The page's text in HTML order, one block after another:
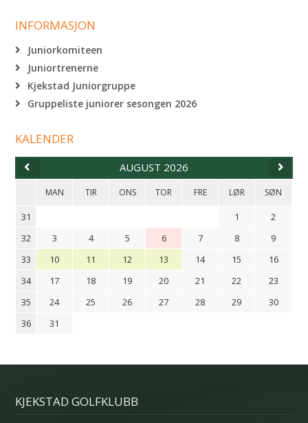
INFORMASJON
Juniorkomiteen
Juniortrenerne
Kjekstad Juniorgruppe
Gruppeliste juniorer sesongen 2026
KALENDER
AUGUST 2026
MAN TIR ONS TOR FRE LØR SØN
31 1
2
32
3 4 5 6 7 8
9
33
10 11 12 13 14 15
16
34
17 18 19 20 21 22
23
35
24 25 26 27 28 29
30
36
31
KJEKSTAD GOLFKLUBB